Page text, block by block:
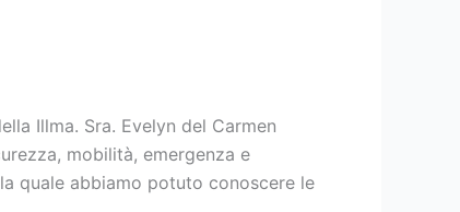
Illma. Sra. Evelyn del Carmen
mobilità, emergenza e
quale abbiamo potuto conoscere le